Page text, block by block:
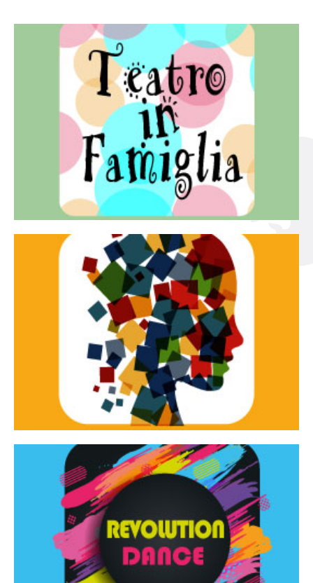
Teatro in famiglia
Teatro In Famiglia è una rassegna di teatro concepita
per far condividere e godere del teatro all’intera
famiglia.
Continua
Tracce dinamiche
Tracce Dinamiche è una rassegna di teatro
d’innovazione e sperimentale.
Continua
Revolution Dance
Rassegna di danza contemporanea – I Edizione